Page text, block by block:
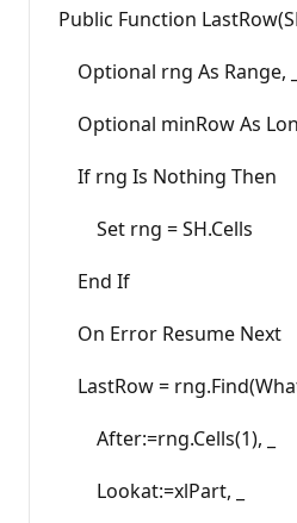
Public Function
Optional rng As Range, _
Optional minRow As
If rng Is Nothing Then
Set rng = SH.Cells
End If
On Error Resume Next
LastRow =
After:=rng.Cells(1), _
Lookat:=xlPart, _